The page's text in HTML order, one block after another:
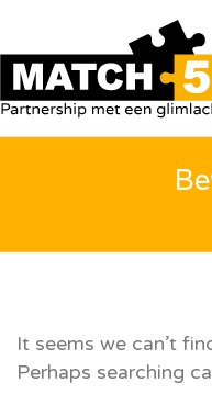
It seems we can’t
Perhaps searching